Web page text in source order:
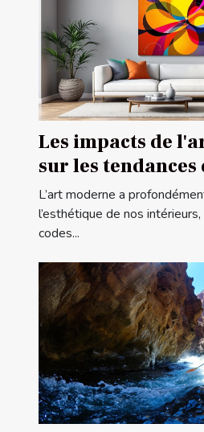
Les impacts de
sur les
contemporaines
L’art moderne a
l’esthétique de nos
codes...